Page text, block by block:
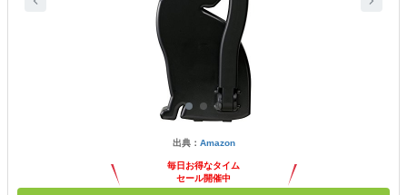
出典： Amazon
毎日お得なタイム
セール開催中